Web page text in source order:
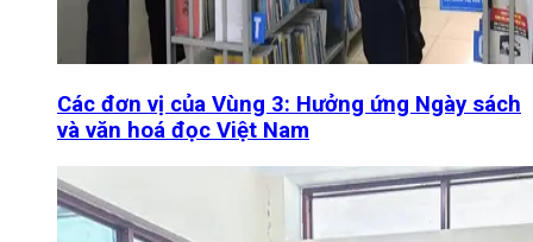
Các đơn vị của Vùng 3: Hưởng ứng Ngày sách
và văn hoá đọc Việt Nam